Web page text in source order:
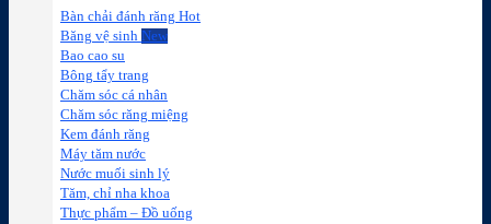
Bàn chải đánh răng
Băng vệ sinh
Bao cao su
Bông tẩy trang
Chăm sóc cá nhân
Chăm sóc răng miệng
Kem đánh răng
Máy tăm nước
Nước muối sinh lý
Tăm, chỉ nha khoa
Thực phẩm – Đồ uống